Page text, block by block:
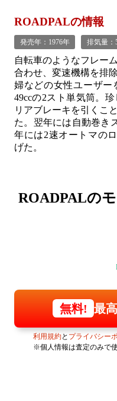
ROADPALの情報
発売年：1976年 排気量：
自転車のようなフレー
合わせ、変速機構を排
婦などの女性ユーザー
49ccの2スト単気筒。
リアブレーキを引くこ
た。翌年には自動巻き
年には2速オートマの
げた。
ROADPALの
無料! 最
利用規約と プライバシー
※個人情報は査定のみで